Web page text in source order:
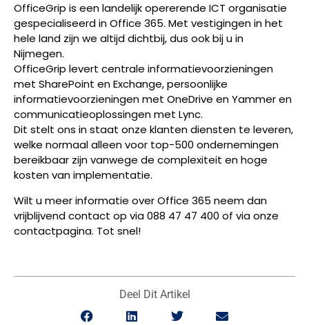
OfficeGrip is een landelijk opererende ICT organisatie
gespecialiseerd in Office 365. Met vestigingen in het
hele land zijn we altijd dichtbij, dus ook bij u in
Nijmegen.
OfficeGrip levert centrale informatievoorzieningen
met SharePoint en Exchange, persoonlijke
informatievoorzieningen met OneDrive en Yammer en
communicatieoplossingen met Lync.
Dit stelt ons in staat onze klanten diensten te leveren,
welke normaal alleen voor top-500 ondernemingen
bereikbaar zijn vanwege de complexiteit en hoge
kosten van implementatie.
Wilt u meer informatie over Office 365 neem dan
vrijblijvend contact op via 088 47 47 400 of via onze
contactpagina. Tot snel!
Deel Dit Artikel